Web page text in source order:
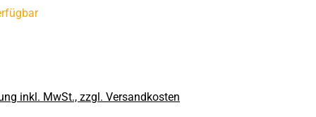
inkl. MwSt., zzgl. Versandkosten